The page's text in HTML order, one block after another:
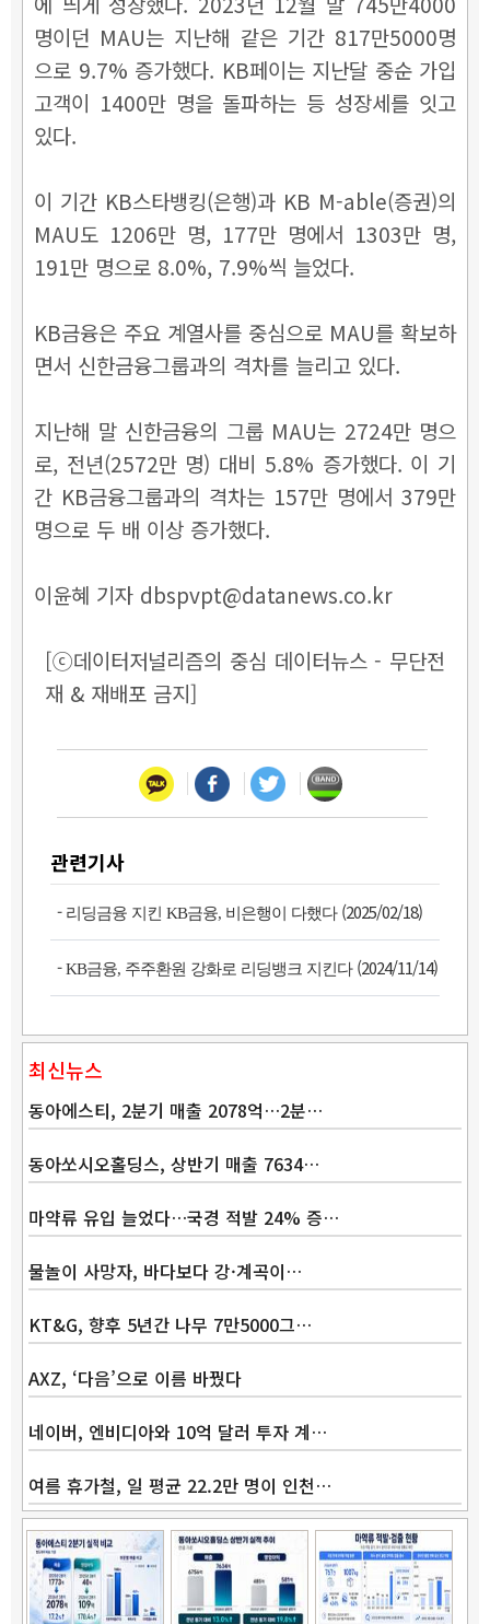
명이던 MAU는 지난해 같은 기간 817만5000명
으로 9.7% 증가했다. KB페이는 지난달 중순 가입
고객이 1400만 명을 돌파하는 등 성장세를 잇고
있다.
이 기간 KB스타뱅킹(은행)과 KB M-able(증권)의
MAU도 1206만 명, 177만 명에서 1303만 명,
191만 명으로 8.0%, 7.9%씩 늘었다.
KB금융은 주요 계열사를 중심으로 MAU를 확보하
면서 신한금융그룹과의 격차를 늘리고 있다.
지난해 말 신한금융의 그룹 MAU는 2724만 명으
로, 전년(2572만 명) 대비 5.8% 증가했다. 이 기
간 KB금융그룹과의 격차는 157만 명에서 379만
명으로 두 배 이상 증가했다.
이윤혜 기자 dbspvpt@datanews.co.kr
[ⓒ데이터저널리즘의 중심 데이터뉴스 - 무단전
재 & 재배포 금지]
관련기사
- 리딩금융 지킨 KB금융, 비은행이 다했다(2025/02/18)
-KB금융, 주주환원 강화로 리딩뱅크 지킨다(2024/11/14)
최신뉴스
동아에스티, 2분기 매출 2078억…2분…
동아쏘시오홀딩스, 상반기 매출 7634…
마약류 유입 늘었다…국경 적발 24% 증…
물놀이 사망자, 바다보다 강·계곡이…
KT&G, 향후 5년간 나무 7만5000그…
AXZ, ‘다음’으로 이름 바꿨다
네이버, 엔비디아와 10억 달러 투자 계…
여름 휴가철, 일 평균 22.2만 명이 인천…